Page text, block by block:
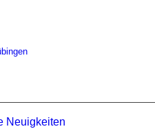
Neuigkeiten